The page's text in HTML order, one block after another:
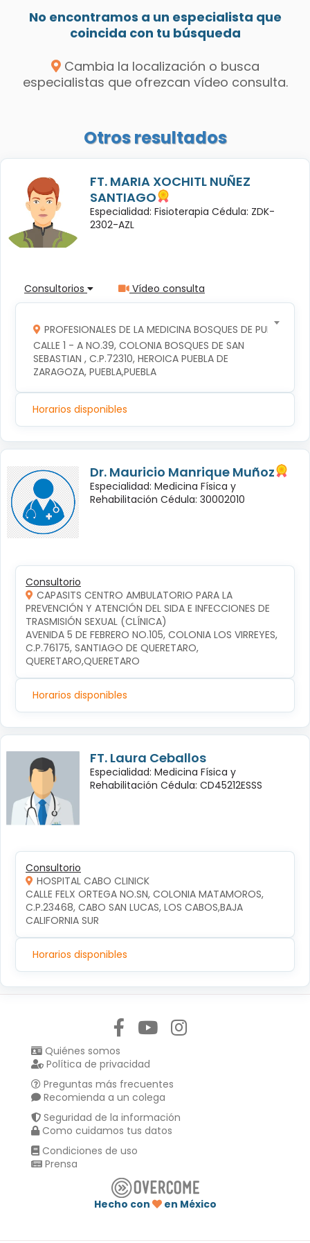
No encontramos a un especialista que
coincida con tu búsqueda
Cambia la localización o busca
especialistas que ofrezcan vídeo consulta.
Otros resultados
FT. MARIA XOCHITL NUÑEZ
SANTIAGO
Especialidad: Fisioterapia Cédula: ZDK-
2302-AZL
Consultorios Vídeo consulta
PROFESIONALES DE LA MEDICINA BOSQUES DE PUEBLA S
CALLE 1 - A NO.39, COLONIA BOSQUES DE SAN
SEBASTIAN , C.P.72310, HEROICA PUEBLA DE
ZARAGOZA, PUEBLA,PUEBLA
Horarios disponibles
Dr. Mauricio Manrique Muñoz
Especialidad: Medicina Física y
Rehabilitación Cédula: 30002010
Consultorio
CAPASITS CENTRO AMBULATORIO PARA LA
PREVENCIÓN Y ATENCIÓN DEL SIDA E INFECCIONES DE
TRASMISIÓN SEXUAL (CLÍNICA)
AVENIDA 5 DE FEBRERO NO.105, COLONIA LOS VIRREYES,
C.P.76175, SANTIAGO DE QUERETARO,
QUERETARO,QUERETARO
Horarios disponibles
FT. Laura Ceballos
Especialidad: Medicina Física y
Rehabilitación Cédula: CD45212ESSS
Consultorio
HOSPITAL CABO CLINICK
CALLE FELX ORTEGA NO.SN, COLONIA MATAMOROS,
C.P.23468, CABO SAN LUCAS, LOS CABOS,BAJA
CALIFORNIA SUR
Horarios disponibles
Quiénes somos
Política de privacidad
Preguntas más frecuentes
Recomienda a un colega
Seguridad de la información
Como cuidamos tus datos
Condiciones de uso
Prensa
Hecho con
en México